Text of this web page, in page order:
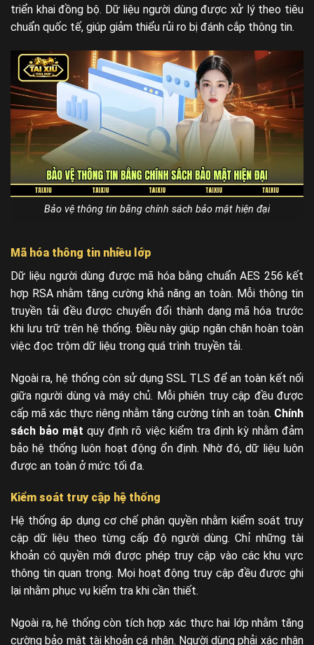
triển khai đồng bộ. Dữ liệu người dùng được xử lý theo tiêu
chuẩn quốc tế, giúp giảm thiểu rủi ro bị đánh cắp thông tin.
Bảo vệ thông tin bằng chính sách bảo mật hiện đại
Mã hóa thông tin nhiều lớp
Dữ liệu người dùng được mã hóa bằng chuẩn AES 256 kết
hợp RSA nhằm tăng cường khả năng an toàn. Mỗi thông tin
truyền tải đều được chuyển đổi thành dạng mã hóa trước
khi lưu trữ trên hệ thống. Điều này giúp ngăn chặn hoàn toàn
việc đọc trộm dữ liệu trong quá trình truyền tải.
Ngoài ra, hệ thống còn sử dụng SSL TLS để an toàn kết nối
giữa người dùng và máy chủ. Mỗi phiên truy cập đều được
cấp mã xác thực riêng nhằm tăng cường tính an toàn. Chính
sách bảo mật quy định rõ việc kiểm tra định kỳ nhằm đảm
bảo hệ thống luôn hoạt động ổn định. Nhờ đó, dữ liệu luôn
được an toàn ở mức tối đa.
Kiểm soát truy cập hệ thống
Hệ thống áp dụng cơ chế phân quyền nhằm kiểm soát truy
cập dữ liệu theo từng cấp độ người dùng. Chỉ những tài
khoản có quyền mới được phép truy cập vào các khu vực
thông tin quan trọng. Mọi hoạt động truy cập đều được ghi
lại nhằm phục vụ kiểm tra khi cần thiết.
Ngoài ra, hệ thống còn tích hợp xác thực hai lớp nhằm tăng
cường bảo mật tài khoản cá nhân. Người dùng phải xác nhận